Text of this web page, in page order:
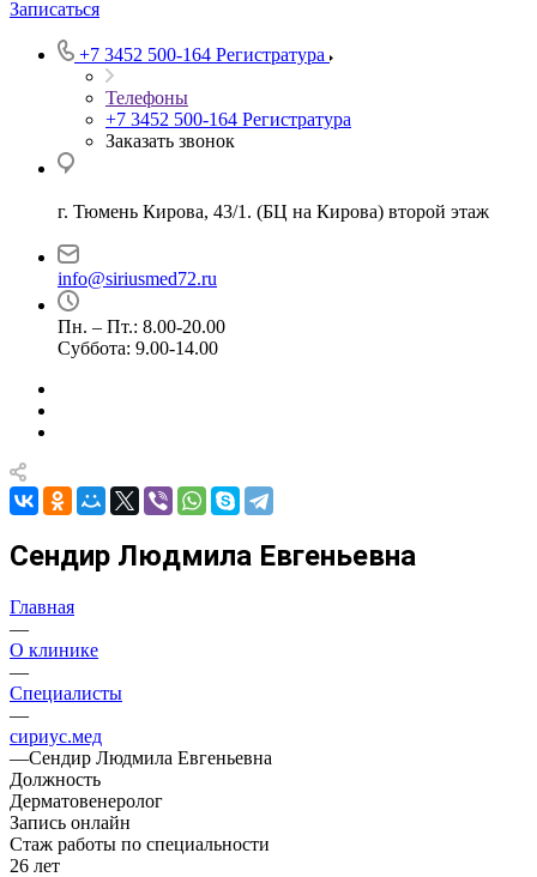
Записаться
+7 3452 500-164 Регистратура
Телефоны
+7 3452 500-164 Регистратура
Заказать звонок
г. Тюмень Кирова, 43/1. (БЦ на Кирова) второй этаж
info@siriusmed72.ru
Пн. – Пт.: 8.00-20.00
Суббота: 9.00-14.00
Сендир Людмила Евгеньевна
Главная
—
О клинике
—
Специалисты
—
сириус.мед
—Сендир Людмила Евгеньевна
Должность
Дерматовенеролог
Запись онлайн
Стаж работы по специальности
26 лет